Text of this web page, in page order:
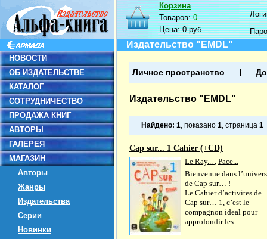
НОВОСТИ
ОБ ИЗДАТЕЛЬСТВЕ
КАТАЛОГ
СОТРУДНИЧЕСТВО
ПРОДАЖА КНИГ
АВТОРЫ
ГАЛЕРЕЯ
МАГАЗИН
Авторы
Жанры
Издательства
Серии
Новинки
Корзина
Товаров:0
Цена:0 руб.
Издательство "EMDL"
Личное пространство
Издательство "EMDL"
Найдено: 1, показано 1, страница 1
Cap sur... 1 Cahier (+CD)
Le Ray... , Pace...
Bienvenue dans l’univers
de Cap sur… !
Le Cahier d’activites de
Cap sur… 1, c’est le
compagnon ideal pour
approfondir les...